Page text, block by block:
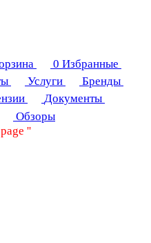
0 Избранные
Услуги
Бренды
Документы
Обзоры
''